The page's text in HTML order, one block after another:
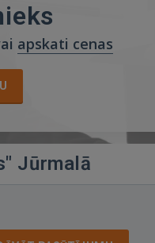
apskati cenas
Jūrmalā